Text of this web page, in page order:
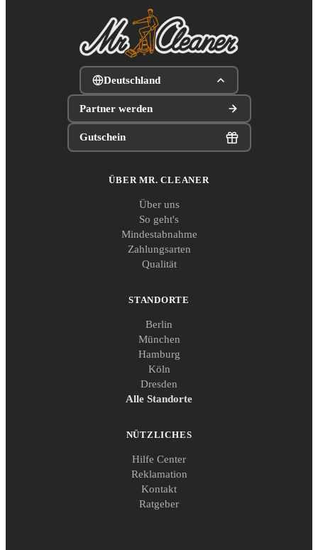
Deutschland
Partner werden
Gutschein
ÜBER MR. CLEANER
Über uns
So geht's
Mindestabnahme
Zahlungsarten
Qualität
STANDORTE
Berlin
München
Hamburg
Köln
Dresden
Alle Standorte
NÜTZLICHES
Hilfe Center
Reklamation
Kontakt
Ratgeber